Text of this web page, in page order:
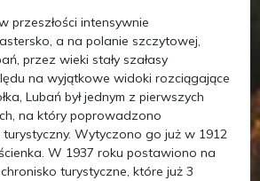
przeszłości intensywnie
a na polanie szczytowej,
przez wieki stały szałasy
na wyjątkowe widoki rozciągające
Lubań był jednym z pierwszych
na który poprowadzono
Wytyczono go już w 1912
W 1937 roku postawiono na
turystyczne, które już 3